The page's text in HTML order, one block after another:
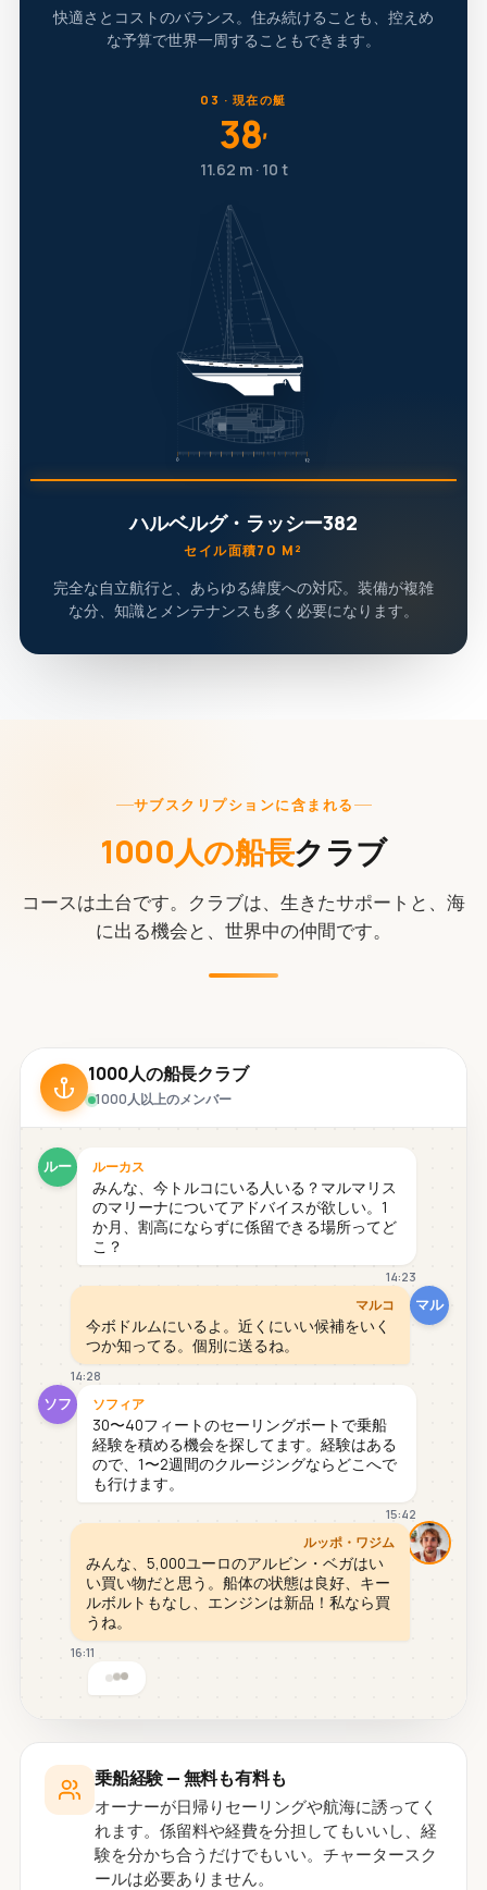
快適さとコストのバランス。住み続けることも、控えめ
な予算で世界一周することもできます。
03 · 現在の艇
38′
11.62 m · 10 t
ハルベルグ・ラッシー382
セイル面積70 M²
完全な自立航行と、あらゆる緯度への対応。装備が複雑
な分、知識とメンテナンスも多く必要になります。
サブスクリプションに含まれる
1000人の船長クラブ
コースは土台です。クラブは、生きたサポートと、海
に出る機会と、世界中の仲間です。
1000人の船長クラブ
1000人以上のメンバー
ルー ルーカス
みんな、今トルコにいる人いる？マルマリス
のマリーナについてアドバイスが欲しい。1
か月、割高にならずに係留できる場所ってど
こ？
14:23
マル
マルコ
今ボドルムにいるよ。近くにいい候補をいく
つか知ってる。個別に送るね。
14:28
ソフ ソフィア
30〜40フィートのセーリングボートで乗船
経験を積める機会を探してます。経験はある
ので、1〜2週間のクルージングならどこへで
も行けます。
15:42
ルッポ・ワジム
みんな、5,000ユーロのアルビン・ベガはい
い買い物だと思う。船体の状態は良好、キー
ルボルトもなし、エンジンは新品！私なら買
うね。
16:11
乗船経験 — 無料も有料も
オーナーが日帰りセーリングや航海に誘ってく
れます。係留料や経費を分担してもいいし、経
験を分かち合うだけでもいい。チャータースク
ールは必要ありません。